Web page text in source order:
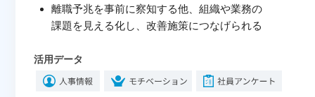
離職予兆を事前に察知する他、組織や業務の
課題を見える化し、改善施策につなげられる
活用データ